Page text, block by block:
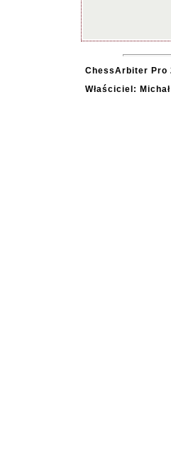
ChessArbiter Pro
Właściciel: